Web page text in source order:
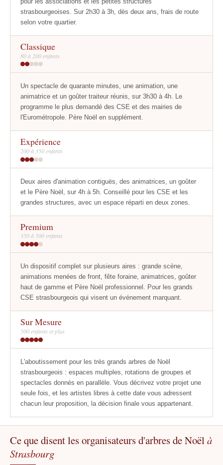
strasbourgeoises. Sur 2h30 à 3h, dès deux ans, frais de route
selon votre quartier.
Classique
80 à 200 enfants
Un spectacle de quarante minutes, une animation, une
animatrice et un goûter traiteur réunis, sur 3h30 à 4h. Le
programme le plus demandé des CSE et des mairies de
l'Eurométropole. Père Noël en supplément.
Expérience
200 à 350 enfants
Deux aires d'animation contiguës, des animatrices, un goûter
et le Père Noël, sur 4h à 5h. Conseillé pour les CSE et les
grandes structures, avec un espace réparti en deux zones.
Premium
350 à 500 enfants
Un dispositif complet sur plusieurs aires : grande scène,
animations menées de front, fête foraine, animatrices, goûter
haut de gamme et Père Noël professionnel. Pour les grands
CSE strasbourgeois qui visent un événement marquant.
Sur Mesure
500 enfants et plus
L'aboutissement pour les très grands arbres de Noël
strasbourgeois : espaces multiples, rotations de groupes et
spectacles donnés en parallèle. Vous décrivez votre projet une
seule fois, et les artistes libres à cette date vous adressent
chacun leur proposition, la décision finale vous appartenant.
Ce que disent les organisateurs d'arbres de Noël à
Strasbourg